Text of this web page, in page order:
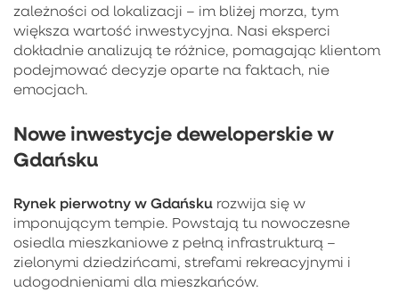
zależności od lokalizacji – im bliżej morza, tym
większa wartość inwestycyjna. Nasi eksperci
dokładnie analizują te różnice, pomagając klientom
podejmować decyzje oparte na faktach, nie
emocjach.
Nowe inwestycje deweloperskie w
Gdańsku
Rynek pierwotny w Gdańsku rozwija się w
imponującym tempie. Powstają tu nowoczesne
osiedla mieszkaniowe z pełną infrastrukturą –
zielonymi dziedzińcami, strefami rekreacyjnymi i
udogodnieniami dla mieszkańców.